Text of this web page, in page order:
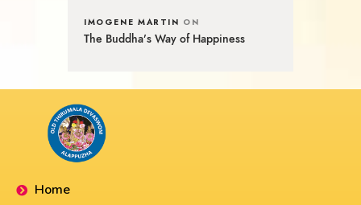
IMOGENE MARTIN ON
The Buddha’s Way of Happiness
Home